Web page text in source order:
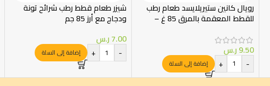
رويال كانين ستيريلايسد طعام رطب
للقطط المعقمة بالمرق 85 غ –
9.50ر.س
-
+ إضافة إلى السلة
شيزر طعام قطط رطب شرائح تونة
ودجاج مع أرز 85 جم
7.00ر.س
-
+ إضافة إلى السلة